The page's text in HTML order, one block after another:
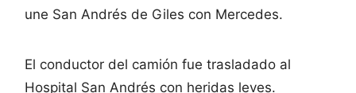
une San Andrés de Giles con Mercedes.
El conductor del camión fue trasladado al
Hospital San Andrés con heridas leves.